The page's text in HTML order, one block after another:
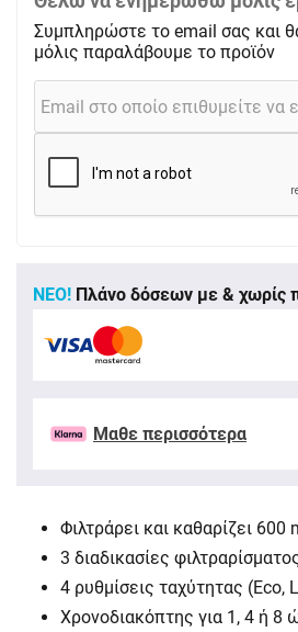
Συμπληρώστε το email σας και
μόλις παραλάβουμε το προϊόν
ΝΕΟ! Πλάνο δόσεων με & χωρίς
Μαθε περισσότερα
Φιλτράρει και καθαρίζει
3 διαδικασίες
4 ρυθμίσεις ταχύτητας
Χρονοδιακόπτης για 1, 4 ή 8